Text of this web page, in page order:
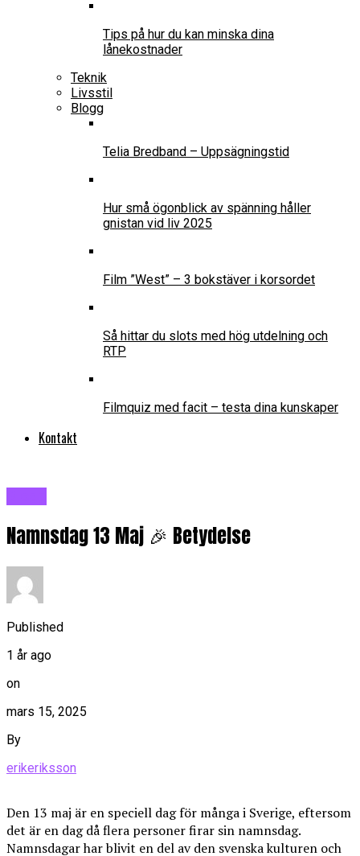
Tips på hur du kan minska dina
lånekostnader
Teknik
Livsstil
Blogg
Telia Bredband – Uppsägningstid
Hur små ögonblick av spänning håller
gnistan vid liv 2025
Film ”West” – 3 bokstäver i korsordet
Så hittar du slots med hög utdelning och
RTP
Filmquiz med facit – testa dina kunskaper
Kontakt
Namnsdag 13 Maj 🎉 Betydelse
Published
1 år ago
on
mars 15, 2025
By
erikeriksson
Den 13 maj är en speciell dag för många i Sverige, eftersom
det är en dag då flera personer firar sin namnsdag.
Namnsdagar har blivit en del av den svenska kulturen och